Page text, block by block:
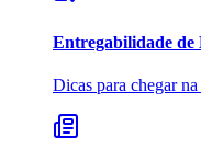
Entregabilidade de
Dicas para chegar